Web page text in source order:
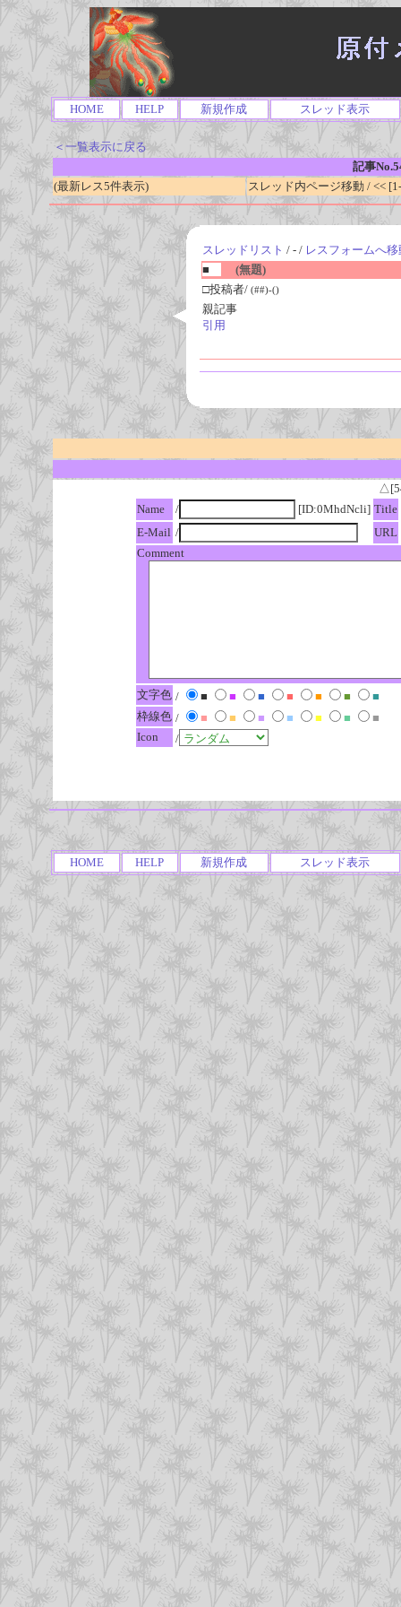
HOME HELP 新規作成 スレッド表示
＜一覧表示に戻る
記事
(最新レス5件表示)
スレッド内ページ移動 / <<
スレッドリスト / - / レスフォームへ移
■
(無題)
□投稿者/ (##)-()
親記事
引用
Name
/ [ID:0MhdNcli] Title
E-Mail /
URL
Comment
文字色 / ■ ■ ■ ■ ■ ■
■
枠線色 / ■ ■ ■ ■ ■ ■
■
Icon
/
HOME HELP 新規作成 スレッド表示